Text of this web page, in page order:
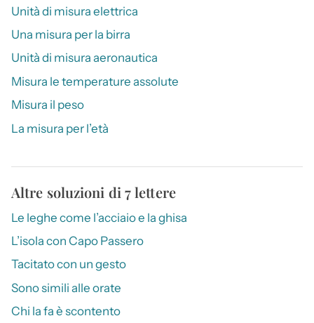
Unità di misura elettrica
Una misura per la birra
Unità di misura aeronautica
Misura le temperature assolute
Misura il peso
La misura per l’età
Altre soluzioni di 7 lettere
Le leghe come l’acciaio e la ghisa
L’isola con Capo Passero
Tacitato con un gesto
Sono simili alle orate
Chi la fa è scontento